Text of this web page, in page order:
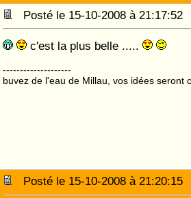
Posté le 15-10-2008 à
c'est la plus belle .....
--------------------
buvez de l'eau de Millau, vos idées seront
Posté le 15-10-2008 à